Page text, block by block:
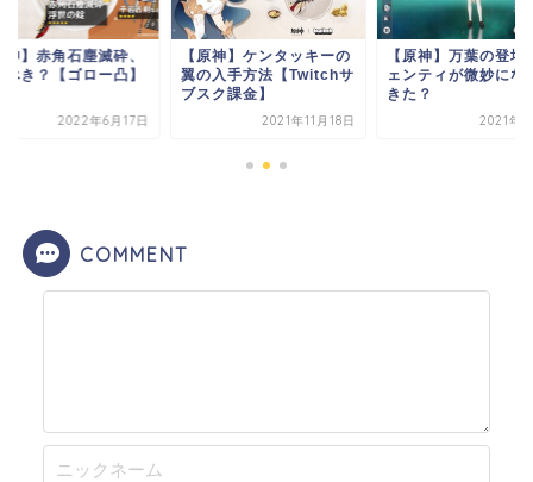
神】ケンタッキーの
入手方法【Twitchサ
2021年11月18日
【原神】万葉の登場でウ
ェンティが微妙になって
きた？
2021年8月1日
【原神】赤角石塵滅
引くべき？【ゴロー
2022年6
COMMENT